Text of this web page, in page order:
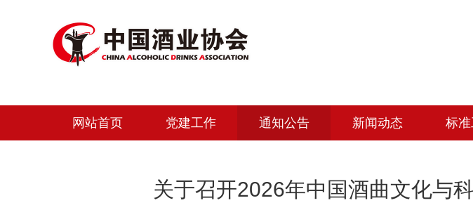
网站首页 党建工作 通知公告 新闻动态 标
关于召开2026年中国酒曲文化与